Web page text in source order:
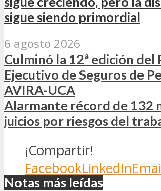
sigue siendo primordial
6 agosto 2026
Culminó la 12ª edición del
Ejecutivo de Seguros de
AVIRA-UCA
Alarmante récord de 132
juicios por riesgos del
¡Compartir!
FacebookLinkedIn
Notas más leídas